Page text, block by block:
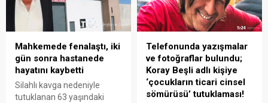
hadi bilemediniz 20 yıl önce
çıkmalıydı. Öcalan yakalanıp
Türkiye’ye teslim edildikten
hemen sonra ...
Mahkemede fenalaştı, iki
gün sonra hastanede
hayatını kaybetti
Silahlı kavga nedeniyle
tutuklanan 63 yaşındaki
Telefonunda yazışmalar
ve fotoğraflar bulundu;
Koray Beşli adlı kişiye
‘çocukların ticari cinsel
sömürüsü’ tutuklaması!